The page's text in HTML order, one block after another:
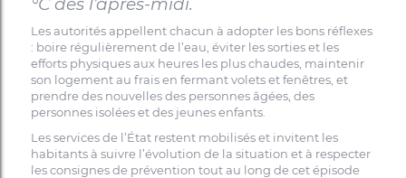
Les autorités appellent chacun à adopter les bons réflexes
: boire régulièrement de l’eau, éviter les sorties et les
efforts physiques aux heures les plus chaudes, maintenir
son logement au frais en fermant volets et fenêtres, et
prendre des nouvelles des personnes âgées, des
personnes isolées et des jeunes enfants.
Les services de l’État restent mobilisés et invitent les
habitants à suivre l’évolution de la situation et à respecter
les consignes de prévention tout au long de cet épisode